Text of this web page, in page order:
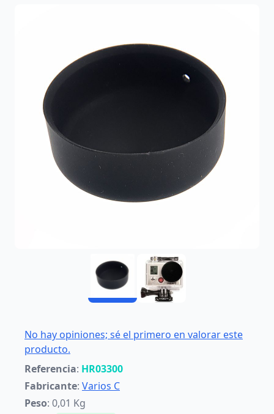
No hay opiniones; sé el primero en valorar este
producto.
Referencia: HR03300
Fabricante: Varios C
Peso: 0,01 Kg